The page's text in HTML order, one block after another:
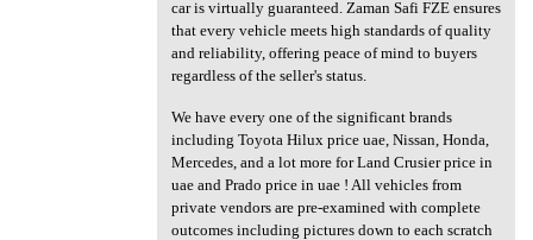
car is virtually guaranteed. Zaman Safi FZE ensures
that every vehicle meets high standards of quality
and reliability, offering peace of mind to buyers
regardless of the seller's status.
We have every one of the significant brands
including Toyota Hilux price uae, Nissan, Honda,
Mercedes, and a lot more for Land Crusier price in
uae and Prado price in uae ! All vehicles from
private vendors are pre-examined with complete
outcomes including pictures down to each scratch